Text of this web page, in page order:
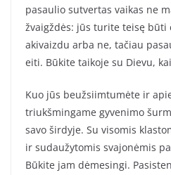
pasaulio sutvertas vaikas ne
žvaigždės: jūs turite teisę būti
akivaizdu arba ne, tačiau
eiti. Būkite taikoje su Dievu,
Kuo jūs beužsiimtumėte ir
triukšmingame gyvenimo
savo širdyje. Su visomis
ir sudaužytomis svajonėmis
Būkite jam dėmesingi.